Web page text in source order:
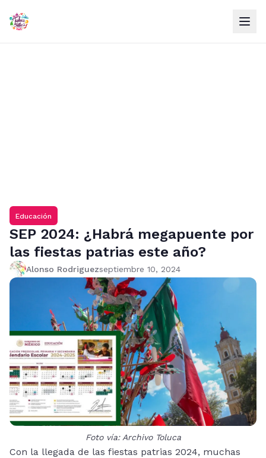
Educación
SEP 2024: ¿Habrá megapuente por
las fiestas patrias este año?
Alonso Rodriguezseptiembre 10, 2024
Foto vía: Archivo Toluca
Con la llegada de las fiestas patrias 2024, muchas